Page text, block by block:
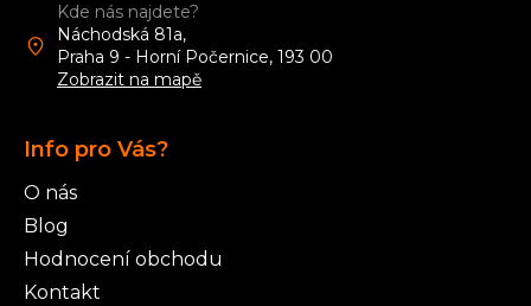
u
Kde nás najdete?
Náchodská 81a,
Praha 9 - Horní Počernice, 193 00
Zobrazit na mapě
Info pro Vás?
O nás
Blog
Hodnocení obchodu
Kontakt